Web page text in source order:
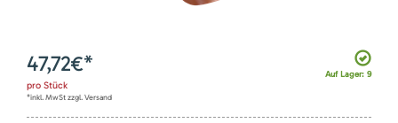
Auf Lager: 9
47,72€*
pro Stück
*inkl. MwSt zzgl. Versand